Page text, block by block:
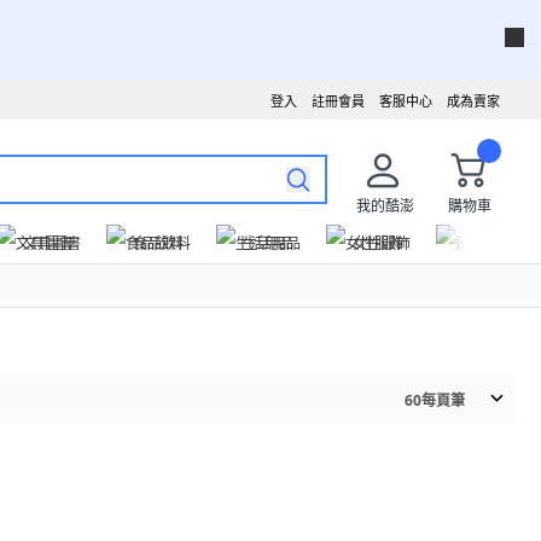
成為賣家
客服中心
註冊會員
登入
我的酷澎
購物車
文具圖書
食品飲料 生活用品 女性服飾
60每頁筆